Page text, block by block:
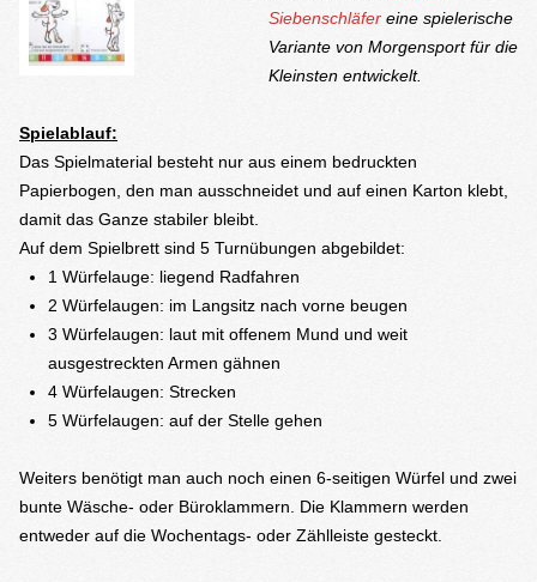
Siebenschläfer eine spielerische
Variante von Morgensport für die
Kleinsten entwickelt.
Spielablauf:
Das Spielmaterial besteht nur aus einem bedruckten
Papierbogen, den man ausschneidet und auf einen Karton klebt,
damit das Ganze stabiler bleibt.
Auf dem Spielbrett sind 5 Turnübungen abgebildet:
1 Würfelauge: liegend Radfahren
2 Würfelaugen: im Langsitz nach vorne beugen
3 Würfelaugen: laut mit offenem Mund und weit
ausgestreckten Armen gähnen
4 Würfelaugen: Strecken
5 Würfelaugen: auf der Stelle gehen
Weiters benötigt man auch noch einen 6-seitigen Würfel und zwei
bunte Wäsche- oder Büroklammern. Die Klammern werden
entweder auf die Wochentags- oder Zählleiste gesteckt.